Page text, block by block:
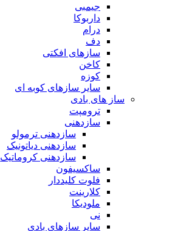
جیمبی
داربوکا
درام
دف
سازهای افکتی
کاخن
کوزه
سایر سازهای کوبه ای
ساز های بادی
ترومپت
سازدهنی
سازدهنی ترمولو
سازدهنی دیاتونیک
سازدهنی کروماتیک
ساکسیفون
فلوت کلیددار
کلارینت
ملودیکا
نی
سایر سازهای بادی